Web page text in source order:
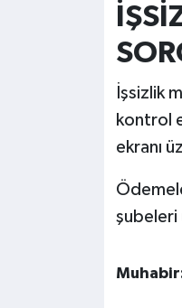
İşsizlik
kontrol
ekranı
şubeleri